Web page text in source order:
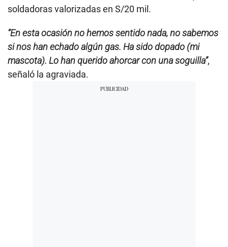
d
soldadoras valorizadas en S/20 mil.
“En esta ocasión no hemos sentido nada, no sabemos
si nos han echado algún gas. Ha sido dopado (mi
mascota). Lo han querido ahorcar con una soguilla”,
señaló la agraviada.